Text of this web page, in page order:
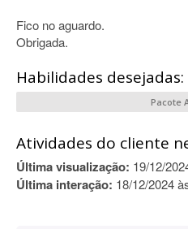
Fico no aguardo.
Obrigada.
Habilidades desejadas:
Pacote
Atividades do cliente
Última visualização: 19/12/
Última interação: 18/12/2024